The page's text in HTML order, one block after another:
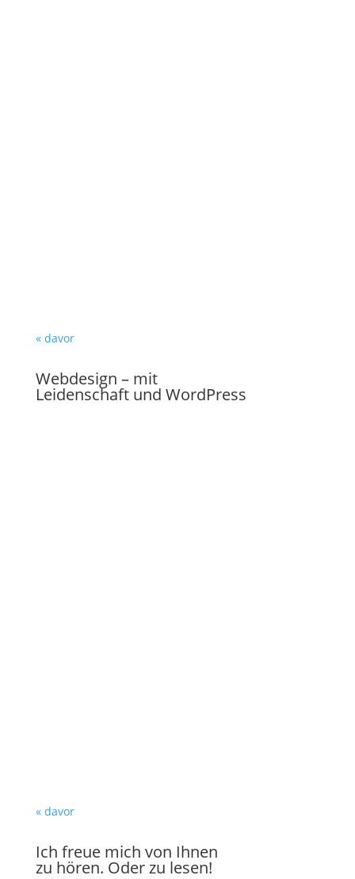
« davor
Webdesign – mit
Leidenschaft und WordPress
« davor
Ich freue mich von Ihnen
zu hören. Oder zu lesen!